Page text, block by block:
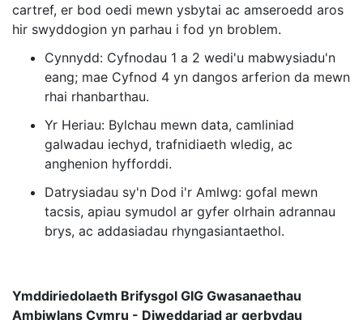
cartref, er bod oedi mewn ysbytai ac amseroedd aros
hir swyddogion yn parhau i fod yn broblem.
Cynnydd: Cyfnodau 1 a 2 wedi'u mabwysiadu'n
eang; mae Cyfnod 4 yn dangos arferion da mewn
rhai rhanbarthau.
Yr Heriau: Bylchau mewn data, camliniad
galwadau iechyd, trafnidiaeth wledig, ac
anghenion hyfforddi.
Datrysiadau sy'n Dod i'r Amlwg: gofal mewn
tacsis, apiau symudol ar gyfer olrhain adrannau
brys, ac addasiadau rhyngasiantaethol.
Ymddiriedolaeth Brifysgol GIG Gwasanaethau
Ambiwlans Cymru - Diweddariad ar gerbydau